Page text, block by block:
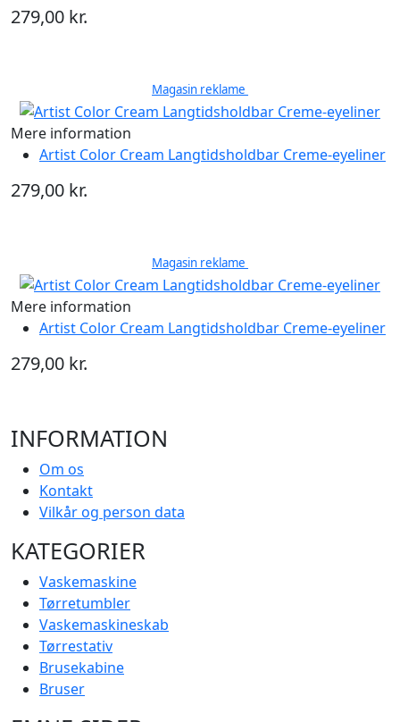
279,00 kr.
Magasin reklame
Mere information
Artist Color Cream Langtidsholdbar Creme-eyeliner
279,00 kr.
Magasin reklame
Mere information
Artist Color Cream Langtidsholdbar Creme-eyeliner
279,00 kr.
INFORMATION
Om os
Kontakt
Vilkår og person data
KATEGORIER
Vaskemaskine
Tørretumbler
Vaskemaskineskab
Tørrestativ
Brusekabine
Bruser